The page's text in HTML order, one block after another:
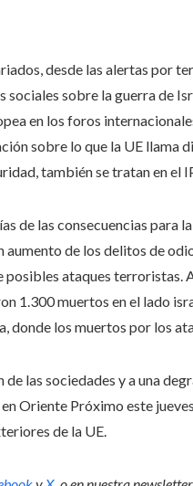
desde las alertas por
sociales sobre la guerra de
en los foros
sobre lo que la UE llama
también se tratan en el
de las consecuencias para
aumento de los delitos de
ataques terroristas.
1.300 muertos en el lado
donde los muertos por los
las sociedades y a una
Oriente Próximo este
de la UE.